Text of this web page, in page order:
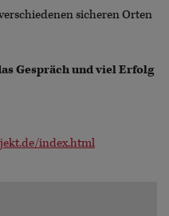
sicheren Orten
Gespräch und viel Erfolg
index.html